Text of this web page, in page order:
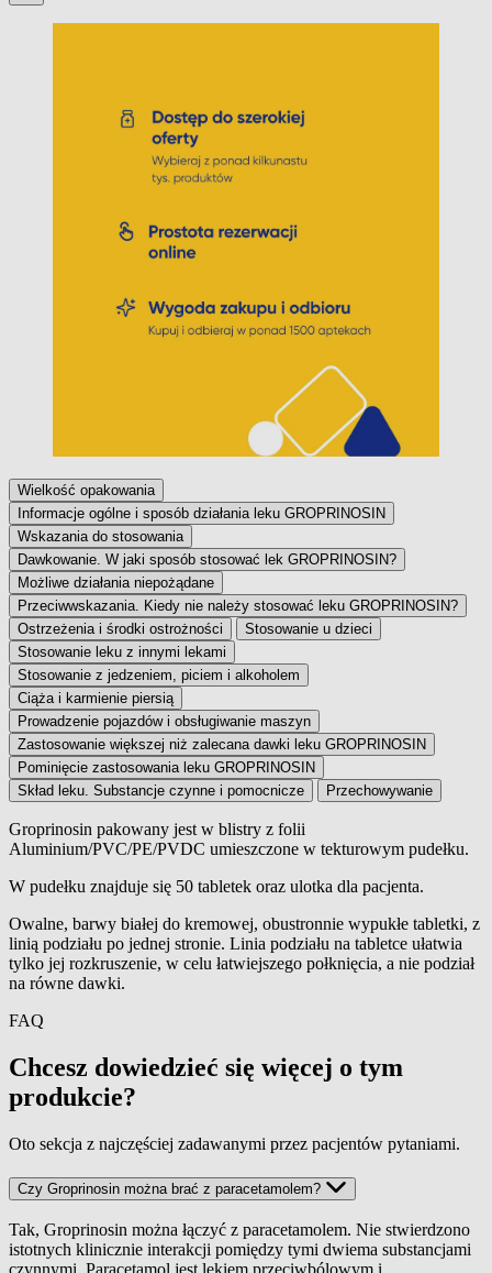
Wielkość opakowania
Informacje ogólne i sposób działania leku GROPRINOSIN
Wskazania do stosowania
Dawkowanie. W jaki sposób stosować lek GROPRINOSIN?
Możliwe działania niepożądane
Przeciwwskazania. Kiedy nie należy stosować leku GROPRINOSIN?
Ostrzeżenia i środki ostrożności
Stosowanie u dzieci
Stosowanie leku z innymi lekami
Stosowanie z jedzeniem, piciem i alkoholem
Ciąża i karmienie piersią
Prowadzenie pojazdów i obsługiwanie maszyn
Zastosowanie większej niż zalecana dawki leku GROPRINOSIN
Pominięcie zastosowania leku GROPRINOSIN
Skład leku. Substancje czynne i pomocnicze
Przechowywanie
Wielkość opakowania
Groprinosin pakowany jest w blistry z folii
Aluminium/PVC/PE/PVDC umieszczone w tekturowym pudełku.
W pudełku znajduje się 50 tabletek oraz ulotka dla pacjenta.
Owalne, barwy białej do kremowej, obustronnie wypukłe tabletki, z
linią podziału po jednej stronie. Linia podziału na tabletce ułatwia
tylko jej rozkruszenie, w celu łatwiejszego połknięcia, a nie podział
na równe dawki.
FAQ
Chcesz dowiedzieć się więcej o tym
produkcie?
Oto sekcja z najczęściej zadawanymi przez pacjentów pytaniami.
Czy Groprinosin można brać z paracetamolem?
Tak, Groprinosin można łączyć z paracetamolem. Nie stwierdzono
istotnych klinicznie interakcji pomiędzy tymi dwiema substancjami